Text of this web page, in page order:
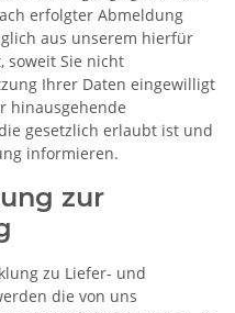
erfolgter Abmeldung
aus unserem hierfür
soweit Sie nicht
Ihrer Daten eingewilligt
hinausgehende
gesetzlich erlaubt ist und
informieren.
zur
zu Liefer- und
die von uns